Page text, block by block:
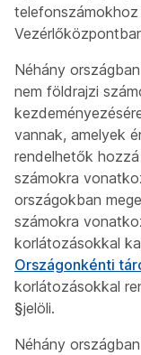
Néhány
nem földrajzi
vannak, amelyek
rendelhetők
számokra
országokban
számokra
korlátozásokkal
Országonkénti
korlátozásokkal
§jelöli.
Néhány